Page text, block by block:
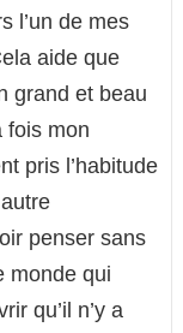
l’un de mes
aide que
grand et beau
fois mon
pris l’habitude
penser sans
monde qui
qu’il n’y a